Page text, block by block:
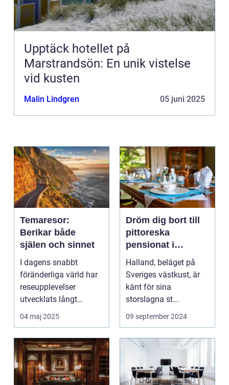
Upptäck hotellet på
Marstrandsön: En unik vistelse
vid kusten
Malin Lindgren 05 juni 2025
Temaresor:
Berikar både
själen och sinnet
I dagens snabbt
föränderliga värld har
reseupplevelser
utvecklats långt
bortom ...
04 maj 2025
Dröm dig bort till
pittoreska
pensionat i
Halland
Halland, beläget på
Sveriges västkust, är
känt för sina
storslagna st...
09 september 2024